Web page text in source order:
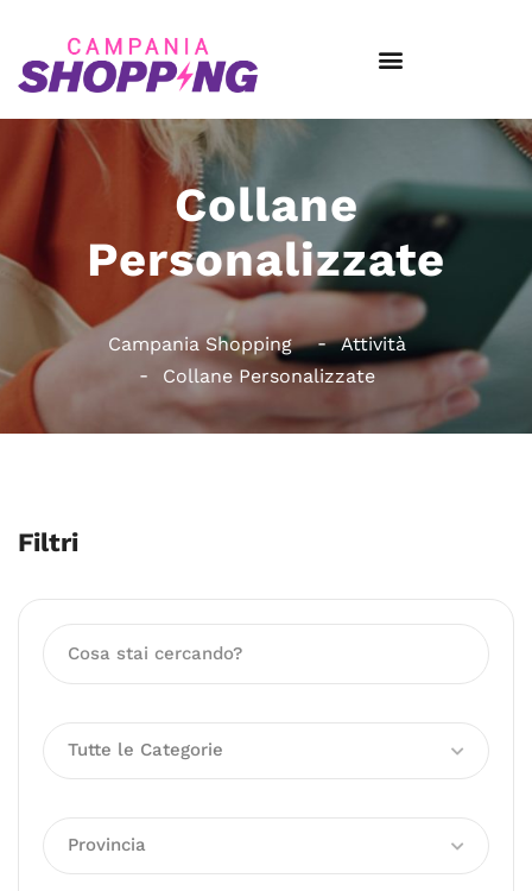
Collane
Personalizzate
Campania Shopping
Attività
Collane Personalizzate
Filtri
Tutte le Categorie
Provincia